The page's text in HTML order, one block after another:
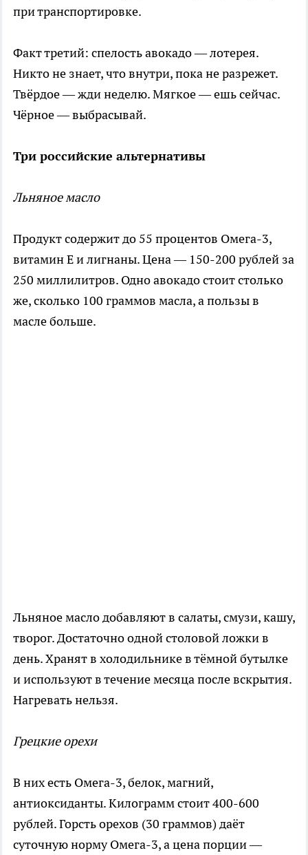
при транспортировке.
Факт третий: спелость авокадо — лотерея.
Никто не знает, что внутри, пока не разрежет.
Твёрдое — жди неделю. Мягкое — ешь сейчас.
Чёрное — выбрасывай.
Три российские альтернативы
Льняное масло
Продукт содержит до 55 процентов Омега-3,
витамин Е и лигнаны. Цена — 150-200 рублей за
250 миллилитров. Одно авокадо стоит столько
же, сколько 100 граммов масла, а пользы в
масле больше.
Льняное масло добавляют в салаты, смузи, кашу,
творог. Достаточно одной столовой ложки в
день. Хранят в холодильнике в тёмной бутылке
и используют в течение месяца после вскрытия.
Нагревать нельзя.
Грецкие орехи
В них есть Омега-3, белок, магний,
антиоксиданты. Килограмм стоит 400-600
рублей. Горсть орехов (30 граммов) даёт
суточную норму Омега-3, а цена порции —